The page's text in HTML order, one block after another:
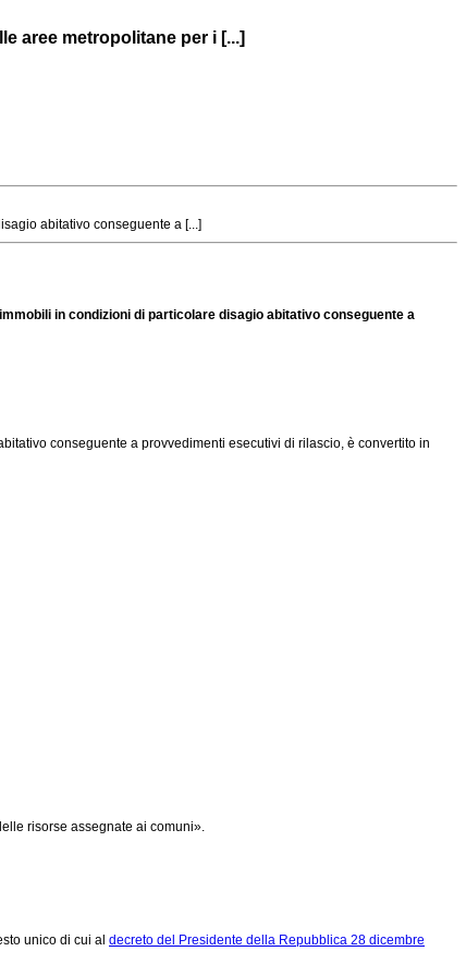
aree metropolitane per i [...]
abitativo conseguente a [...]
in condizioni di particolare disagio abitativo conseguente a
conseguente a provvedimenti esecutivi di rilascio, è convertito in
risorse assegnate ai comuni».
unico di cui al decreto del Presidente della Repubblica 28 dicembre